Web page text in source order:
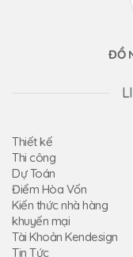
ĐỒ
Thiết kế
Thi công
Dự Toán
Điểm Hòa Vốn
Kiến thức nhà hàng
khuyến mại
Tài Khoản Kendesign
Tin Tức